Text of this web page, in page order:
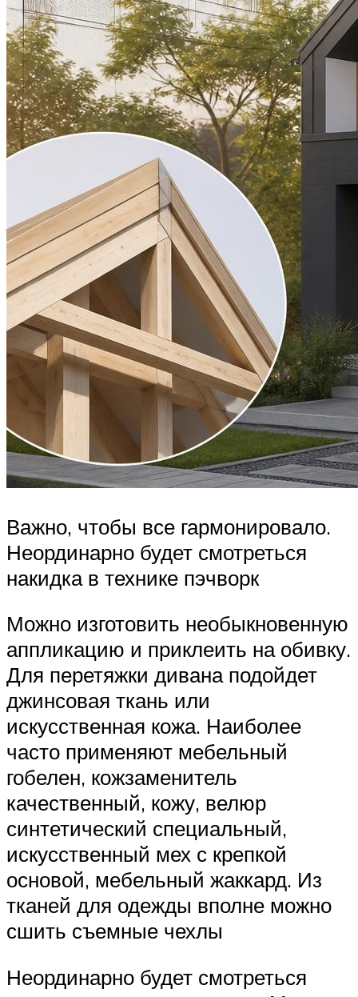
Важно, чтобы все гармонировало.
Неординарно будет смотреться
накидка в технике пэчворк
Можно изготовить необыкновенную
аппликацию и приклеить на обивку.
Для перетяжки дивана подойдет
джинсовая ткань или
искусственная кожа. Наиболее
часто применяют мебельный
гобелен, кожзаменитель
качественный, кожу, велюр
синтетический специальный,
искусственный мех с крепкой
основой, мебельный жаккард. Из
тканей для одежды вполне можно
сшить съемные чехлы
Неординарно будет смотреться